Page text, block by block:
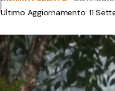
Ultimo Aggiornamento: 11